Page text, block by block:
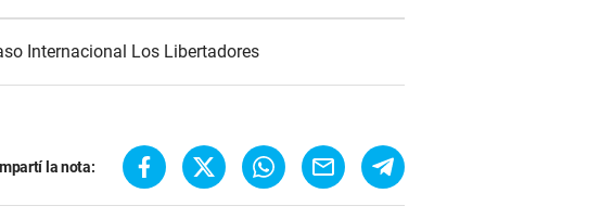
Internacional Los Libertadores
la nota: